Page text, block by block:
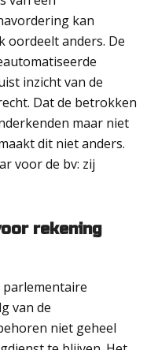
kan
oordeelt anders. De
inzicht van de
Dat de betrokken
maar niet
dit niet anders.
voor de bv: zij
rekening
van de
niet geheel